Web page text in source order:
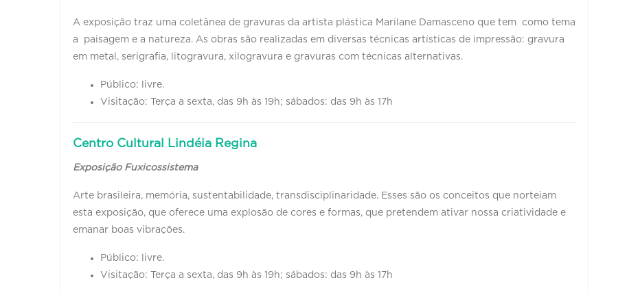
A exposição traz uma coletânea de gravuras da artista plástica Marilane Damasceno que tem como tema
a paisagem e a natureza. As obras são realizadas em diversas técnicas artísticas de impressão: gravura
em metal, serigrafia, litogravura, xilogravura e gravuras com técnicas alternativas.
Público: livre.
Visitação: Terça a sexta, das 9h às 19h; sábados: das 9h às 17h
Centro Cultural Lindéia Regina
Exposição Fuxicossistema
Arte brasileira, memória, sustentabilidade, transdisciplinaridade. Esses são os conceitos que norteiam
esta exposição, que oferece uma explosão de cores e formas, que pretendem ativar nossa criatividade e
emanar boas vibrações.
Público: livre.
Visitação: Terça a sexta, das 9h às 19h; sábados: das 9h às 17h